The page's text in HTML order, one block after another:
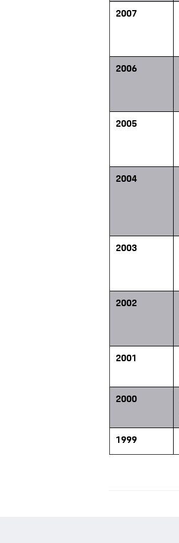
2007
2006
2005
2004
2003
2002
2001
2000
1999